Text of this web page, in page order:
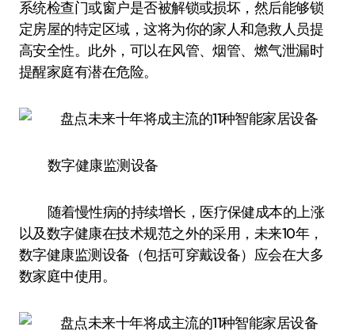
系统检查门或窗户是否被解锁或损坏，然后能够锁
定房屋的特定区域，这将为你的家人和急救人员提
高安全性。此外，可以在风管、烟管、燃气泄漏时
提醒家庭有潜在危险。
数字健康监测设备
随着慢性病的持续增长，医疗保健成本的上涨
以及数字健康在技术规范之外的采用，未来10年，
数字健康监测设备（包括可穿戴设备）应会在大多
数家庭中使用。